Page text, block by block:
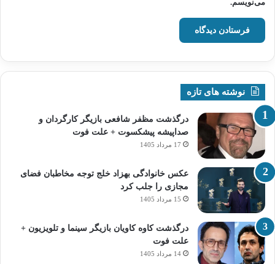
می‌نویسم.
نوشته های تازه
درگذشت مظفر شافعی بازیگر کارگردان و
صداپیشه پیشکسوت + علت فوت
17 مرداد 1405
عکس خانوادگی بهزاد خلج توجه مخاطبان فضای
مجازی را جلب کرد
15 مرداد 1405
درگذشت کاوه کاویان بازیگر سینما و تلویزیون +
علت فوت
14 مرداد 1405